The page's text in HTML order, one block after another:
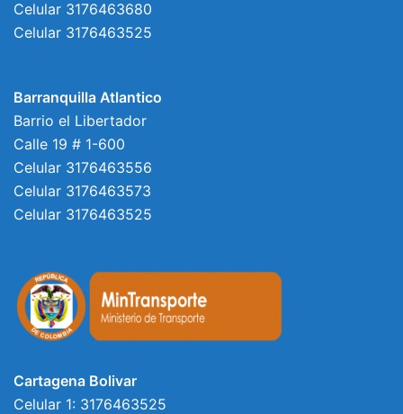
Celular 3176463680
Celular 3176463525
Barranquilla Atlantico
Barrio el Libertador
Calle 19 # 1-600
Celular 3176463556
Celular 3176463573
Celular 3176463525
Cartagena Bolivar
Celular 1: 3176463525